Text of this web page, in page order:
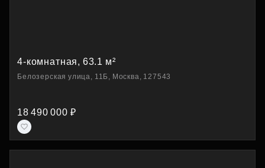
4-комнатная, 63.1 м²
Белозерская улица, 11Б, Москва, 127543
18 490 000 ₽